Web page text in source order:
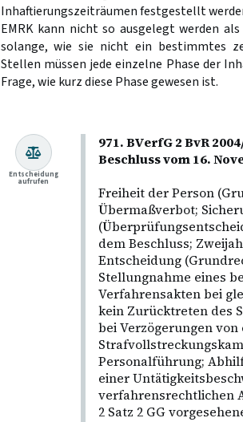
Inhaftierungszeiträumen festgestellt
EMRK kann nicht so ausgelegt werden
solange, wie sie nicht ein bestimmtes
Stellen müssen jede einzelne Phase der
Frage, wie kurz diese Phase gewesen ist.
971. BVerfG 2 BvR
Beschluss vom 16.
Freiheit der Person
Übermaßverbot;
dem Beschluss;
Entscheidung
Stellungnahme eines
Verfahrensakten bei
kein Zurücktreten des
bei Verzögerungen
Personalführung;
einer
verfahrensrechtlichen
2 Satz 2 GG
Entscheidung
aufrufen